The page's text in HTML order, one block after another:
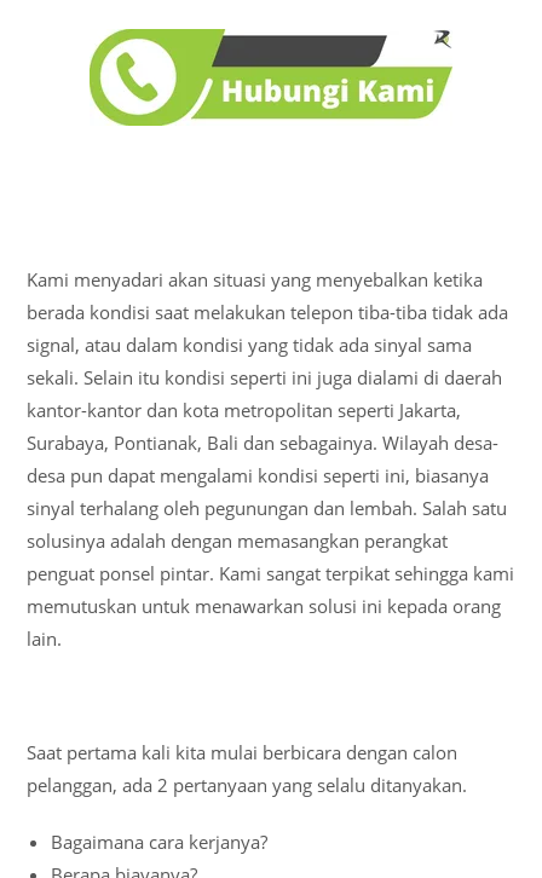
Kami menyadari akan situasi yang menyebalkan ketika
berada kondisi saat melakukan telepon tiba-tiba tidak ada
signal, atau dalam kondisi yang tidak ada sinyal sama
sekali. Selain itu kondisi seperti ini juga dialami di daerah
kantor-kantor dan kota metropolitan seperti Jakarta,
Surabaya, Pontianak, Bali dan sebagainya. Wilayah desa-
desa pun dapat mengalami kondisi seperti ini, biasanya
sinyal terhalang oleh pegunungan dan lembah. Salah satu
solusinya adalah dengan memasangkan perangkat
penguat ponsel pintar. Kami sangat terpikat sehingga kami
memutuskan untuk menawarkan solusi ini kepada orang
lain.
Saat pertama kali kita mulai berbicara dengan calon
pelanggan, ada 2 pertanyaan yang selalu ditanyakan.
Bagaimana cara kerjanya?